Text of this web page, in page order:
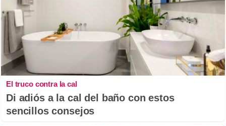
El truco contra la cal
Di adiós a la cal del baño con estos
sencillos consejos